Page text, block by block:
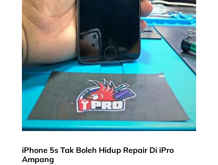
iPhone 5s Tak Boleh Hidup Repair Di iPro
Ampang